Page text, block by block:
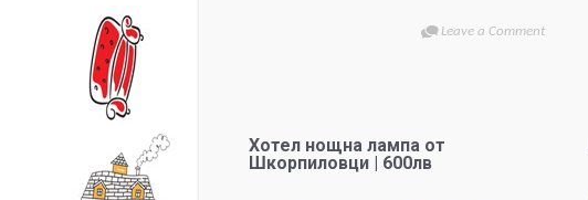
Leave a Comment
Хотел нощна лампа от
Шкорпиловци | 600лв